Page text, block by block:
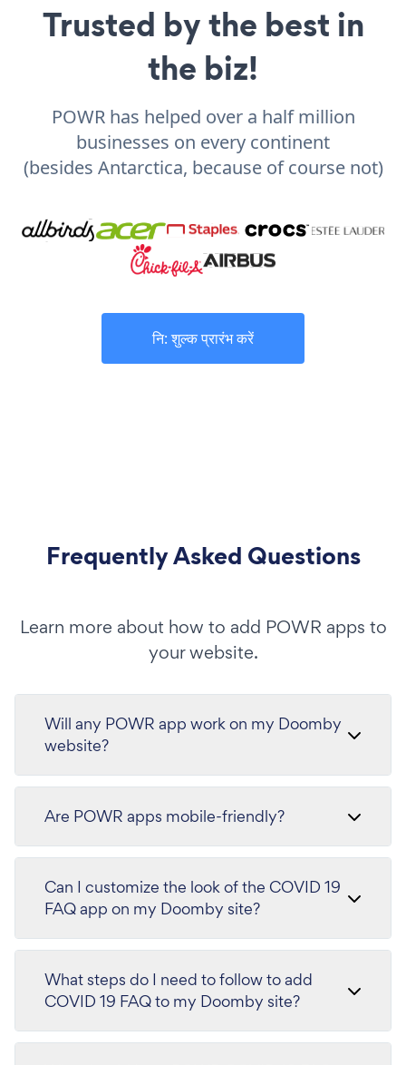
Trusted by the best in
the biz!
POWR has helped over a half million
businesses on every continent
(besides Antarctica, because of course not)
नि: शुल्क प्रारंभ करें
Frequently Asked Questions
Learn more about how to add POWR apps to
your website.
Will any POWR app work on my Doomby
website?
Are POWR apps mobile-friendly?
Can I customize the look of the COVID 19
FAQ app on my Doomby site?
What steps do I need to follow to add
COVID 19 FAQ to my Doomby site?